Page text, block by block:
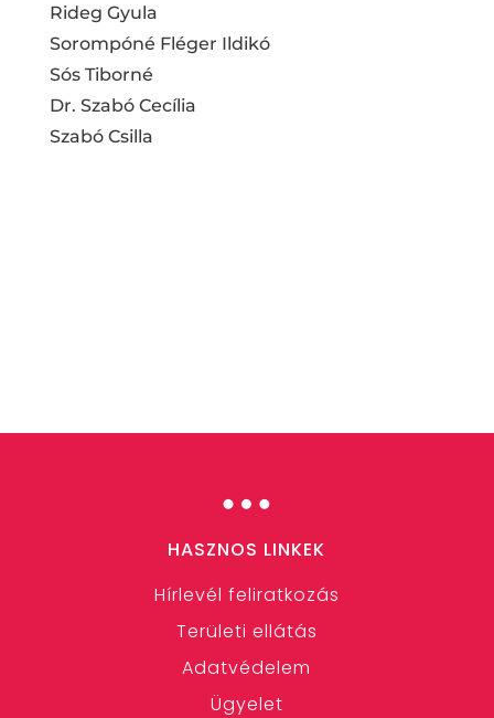
Rideg Gyula
Sorompóné Fléger Ildikó
Sós Tiborné
Dr. Szabó Cecília
Szabó Csilla
…
HASZNOS LINKEK
Hírlevél feliratkozás
Területi ellátás
Adatvédelem
Ügyelet